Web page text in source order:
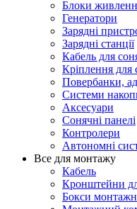
Блоки
Генератори
Зарядні
Зарядні станції
Кабель для
Кріплення для
Повербанки,
Системи
Аксесуари
Сонячні панелі
Контролери
Автономні
Все для монтажу
Кабель
Кронштейни
Бокси